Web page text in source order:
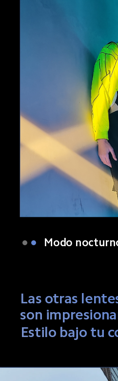
UltraHD de
Las otras
son
Estilo bajo tu